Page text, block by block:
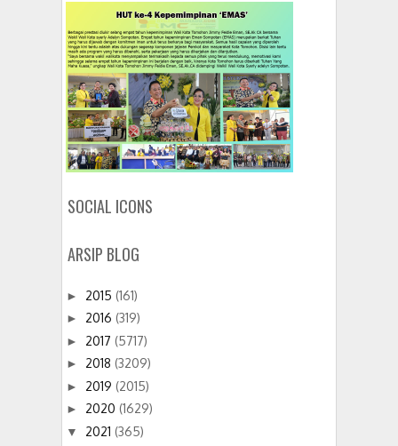
SOCIAL ICONS
ARSIP BLOG
► 2015 (161)
► 2016 (319)
► 2017 (5717)
► 2018 (3209)
► 2019 (2015)
► 2020 (1629)
▼ 2021 (365)